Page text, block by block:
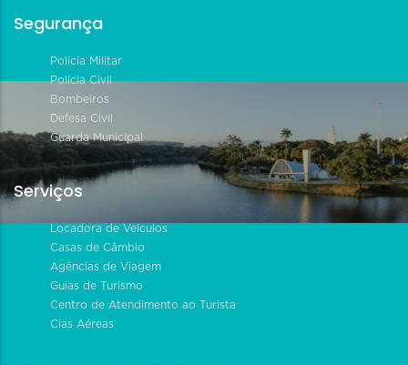
Segurança
Polícia Militar
Polícia Civil
Bombeiros
Defesa Civil
Guarda Municipal
Serviços
Locadora de Veículos
Casas de Câmbio
Agências de Viagem
Guias de Turismo
Centro de Atendimento ao Turista
Cias Aéreas